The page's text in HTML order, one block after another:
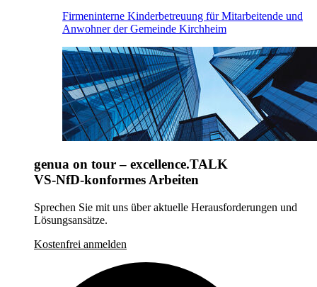
Firmeninterne Kinderbetreuung für Mitarbeitende und
Anwohner der Gemeinde Kirchheim
genua on tour – excellence.TALK
VS-NfD-konformes Arbeiten
Sprechen Sie mit uns über aktuelle Herausforderungen und
Lösungsansätze.
Kostenfrei anmelden